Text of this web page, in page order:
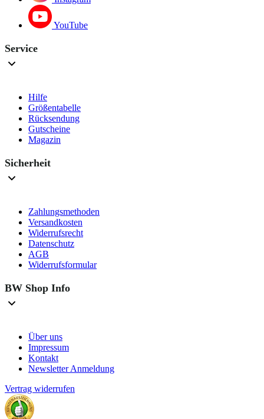
YouTube
Service
Hilfe
Größentabelle
Rücksendung
Gutscheine
Magazin
Sicherheit
Zahlungsmethoden
Versandkosten
Widerrufsrecht
Datenschutz
AGB
Widerrufsformular
BW Shop Info
Über uns
Impressum
Kontakt
Newsletter Anmeldung
Vertrag widerrufen